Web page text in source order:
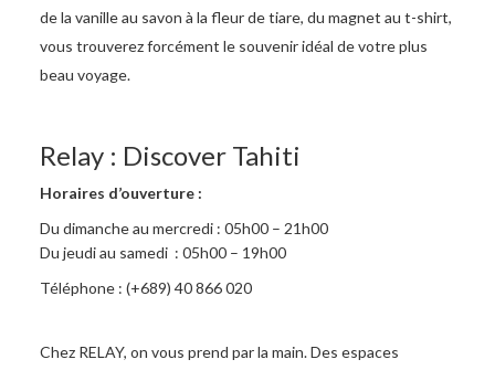
de la vanille au savon à la fleur de tiare, du magnet au t-shirt,
vous trouverez forcément le souvenir idéal de votre plus
beau voyage.
Relay : Discover Tahiti
Horaires d’ouverture :
Du dimanche au mercredi : 05h00 – 21h00
Du jeudi au samedi : 05h00 – 19h00
Téléphone : (+689) 40 866 020
Chez RELAY, on vous prend par la main. Des espaces